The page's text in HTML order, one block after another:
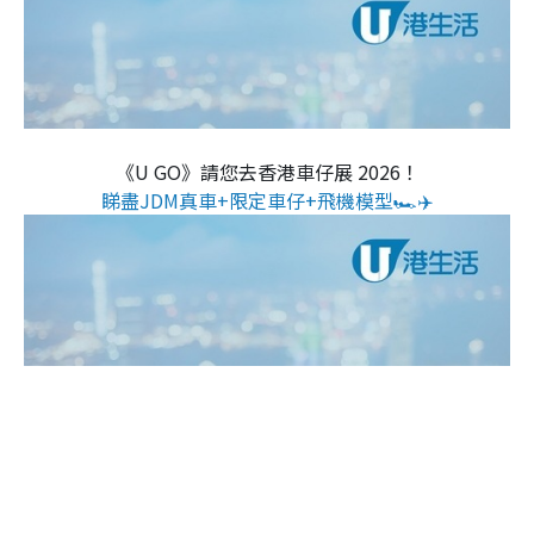
《U GO》請您去香港車仔展 2026！
睇盡JDM真車+限定車仔+飛機模型🏎️✈️